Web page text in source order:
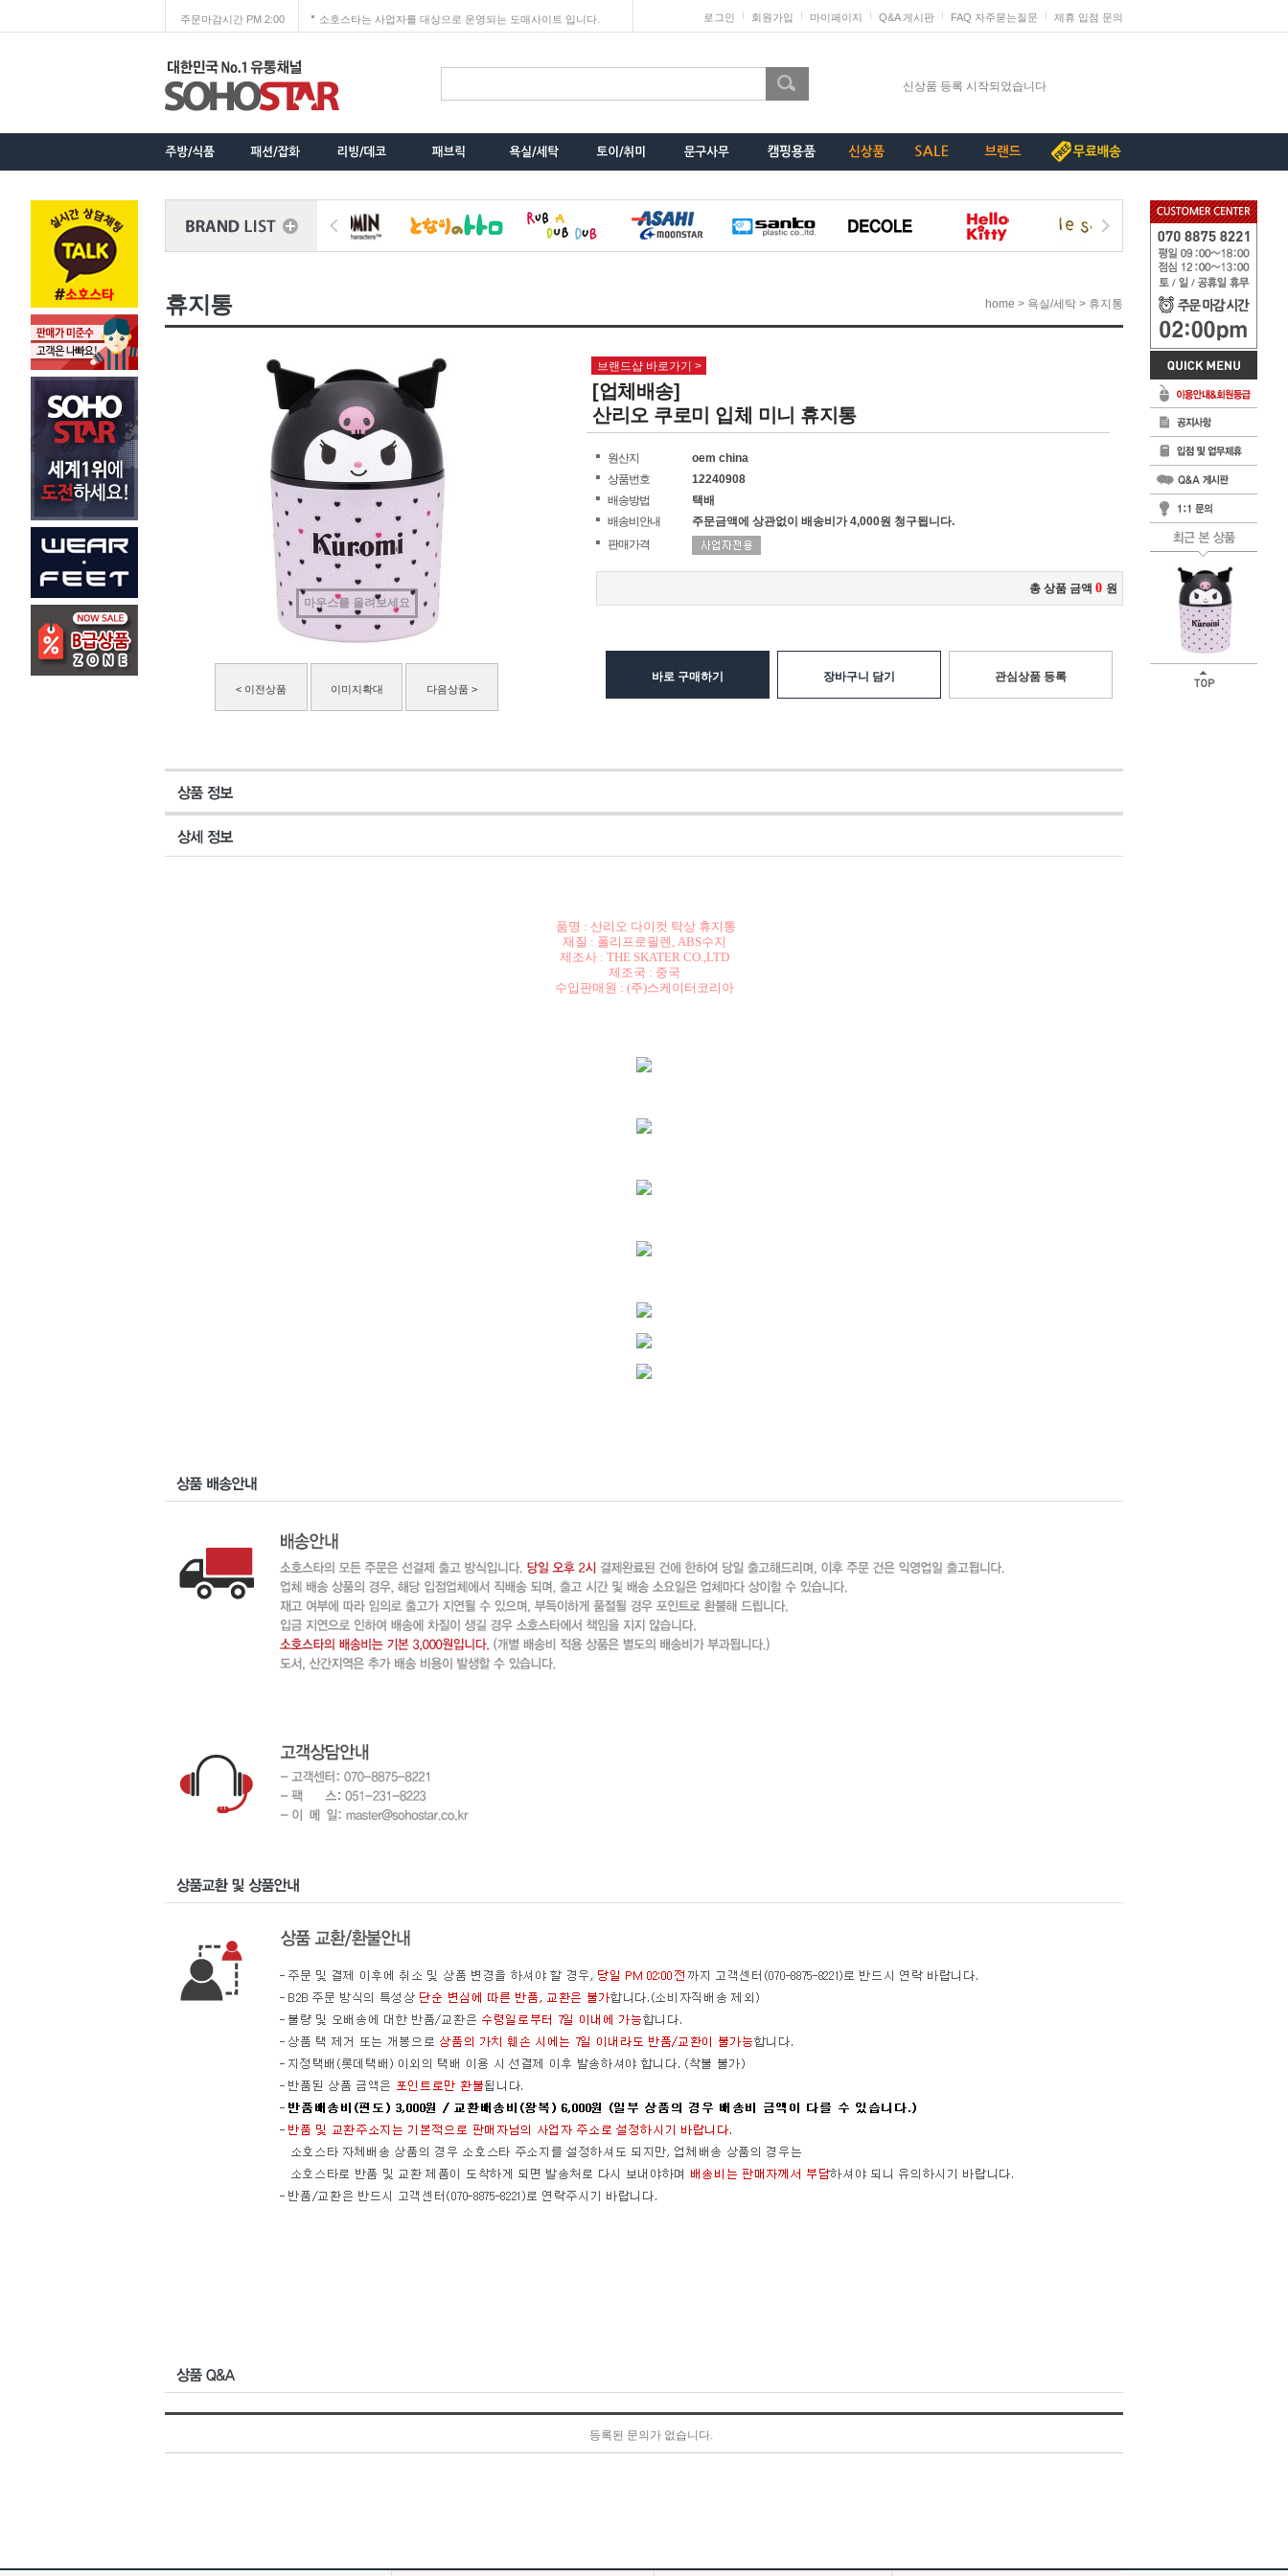
주문마감시간 PM 2:00 소호스타는 사업자를 대상으로 운영되는 도매사이트 입니다. 로그인 회원가입 마이페이지 Q&A 게시판 FAQ 자주묻는질문 제휴 입점 문의
[중요+긴급]특허침해 상품에 대한 삭제요청
신상품 등록 시작되었습니다
계약종료상품(단종) 리스트_230907
휴지통 home > 욕실/세탁 > 휴지통
마우스를 올려보세요
< 이전상품 이미지확대 다음상품 >
브랜드샵 바로가기 >
[업체배송]
산리오 쿠로미 입체 미니 휴지통
원산지
oem china
상품번호
12240908
배송방법
택배
배송비안내
주문금액에 상관없이 배송비가 4,000원 청구됩니다.
판매가격
총 상품 금액 0 원
바로 구매하기 장바구니 담기 관심상품 등록
품명 : 산리오 다이컷 탁상 휴지통
재질 : 폴리프로필렌, ABS수지
제조사 : THE SKATER CO.,LTD
제조국 : 중국
수입판매원 : (주)스케이터코리아
등록된 문의가 없습니다.